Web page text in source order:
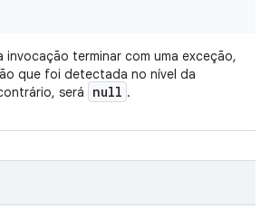
invocação terminar com uma exceção,
que foi detectada no nível da
será
null .